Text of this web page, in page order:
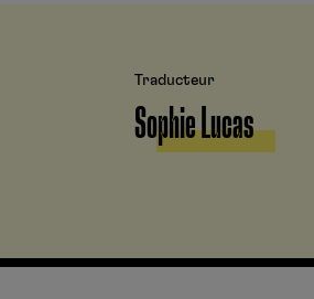
Traducteur
Sophie Lucas